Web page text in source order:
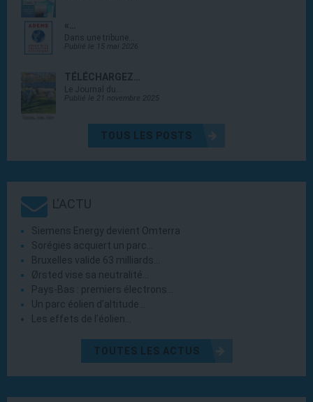
«…
Dans une tribune…
Publié le 15 mai 2026
TÉLÉCHARGEZ…
Le Journal du…
Publié le 21 novembre 2025
TOUS LES POSTS
L'ACTU
Siemens Energy devient Omterra
Sorégies acquiert un parc…
Bruxelles valide 63 milliards…
Ørsted vise sa neutralité…
Pays-Bas : premiers électrons…
Un parc éolien d’altitude…
Les effets de l’éolien…
TOUTES LES ACTUS